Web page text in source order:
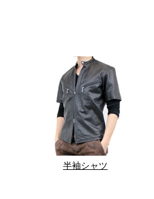
半袖シャツ